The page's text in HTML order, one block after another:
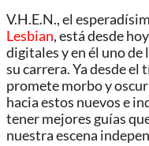
V.H.E.N., el
Lesbian, está desde
digitales y en él uno de
su carrera. Ya desde
promete morbo y
hacia estos nuevos e
tener mejores guías
nuestra escena